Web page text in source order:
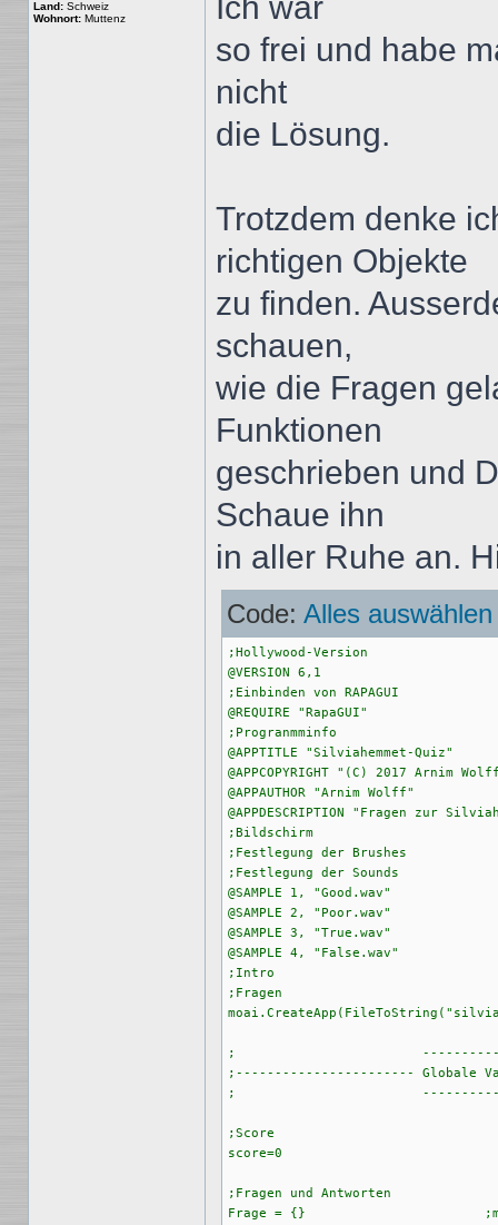
Land: Schweiz
Wohnort: Muttenz
so frei und habe
nicht
die Lösung.
Trotzdem denke
richtigen Objekte
zu finden.
schauen,
wie die Fragen
Funktionen
geschrieben und
Schaue ihn
in aller Ruhe an.
Code: Alles auswählen
;Hollywood-Version
@VERSION 6,1
;Einbinden von RAPAGUI
@REQUIRE "RapaGUI"
;Progranmminfo
@APPTITLE "Silviahemmet-Quiz"
@APPCOPYRIGHT "(C) 2017 Arnim
@APPAUTHOR "Arnim Wolff"
@APPDESCRIPTION "Fragen zur
;Bildschirm
;Festlegung der Brushes
;Festlegung der Sounds
@SAMPLE 1, "Good.wav"
@SAMPLE 2, "Poor.wav"
@SAMPLE 3, "True.wav"
@SAMPLE 4, "False.wav"
;Intro
;Fragen
;
;----------------------- Globale
;
;Score
score=0
;Fragen und Antworten
Frage = {}                       ;mit